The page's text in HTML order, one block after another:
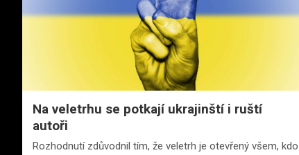
Na veletrhu se potkají ukrajinští i ruští
autoři
Rozhodnutí zdůvodnil tím, že veletrh je otevřený všem, kdo